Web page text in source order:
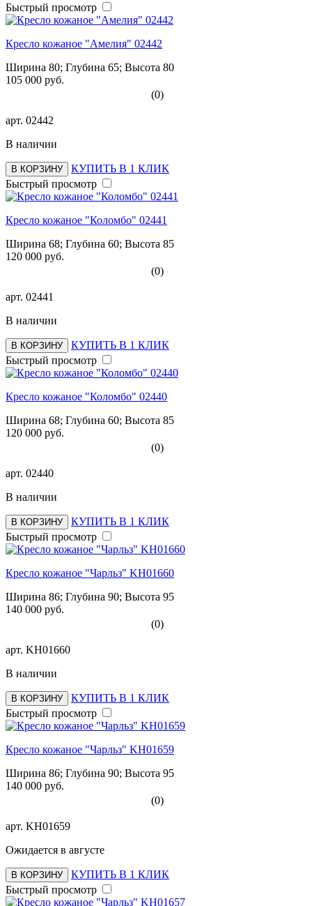
Быстрый просмотр
Кресло кожаное "Амелия" 02442
Ширина 80; Глубина 65; Высота 80
105 000 руб.
(0)
арт. 02442
В наличии
В КОРЗИНУ
КУПИТЬ В 1 КЛИК
Быстрый просмотр
Кресло кожаное "Коломбо" 02441
Ширина 68; Глубина 60; Высота 85
120 000 руб.
(0)
арт. 02441
В наличии
В КОРЗИНУ
КУПИТЬ В 1 КЛИК
Быстрый просмотр
Кресло кожаное "Коломбо" 02440
Ширина 68; Глубина 60; Высота 85
120 000 руб.
(0)
арт. 02440
В наличии
В КОРЗИНУ
КУПИТЬ В 1 КЛИК
Быстрый просмотр
Кресло кожаное "Чарльз" KH01660
Ширина 86; Глубина 90; Высота 95
140 000 руб.
(0)
арт. KH01660
В наличии
В КОРЗИНУ
КУПИТЬ В 1 КЛИК
Быстрый просмотр
Кресло кожаное "Чарльз" KH01659
Ширина 86; Глубина 90; Высота 95
140 000 руб.
(0)
арт. KH01659
Ожидается в августе
В КОРЗИНУ
КУПИТЬ В 1 КЛИК
Быстрый просмотр